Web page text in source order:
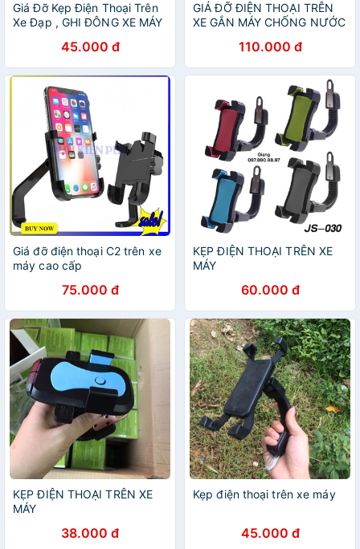
Giá Đỡ Kẹp Điện Thoại Trên
Xe Đạp , GHI ĐÔNG XE MÁY
45.000 đ
GIÁ ĐỠ ĐIỆN THOẠI TRÊN
XE GẮN MÁY CHỐNG NƯỚC
110.000 đ
Giá đỡ điện thoại C2 trên xe
máy cao cấp
75.000 đ
KẸP ĐIỆN THOẠI TRÊN XE
MÁY
60.000 đ
KẸP ĐIỆN THOẠI TRÊN XE
MÁY
38.000 đ
Kẹp điện thoại trên xe máy
45.000 đ